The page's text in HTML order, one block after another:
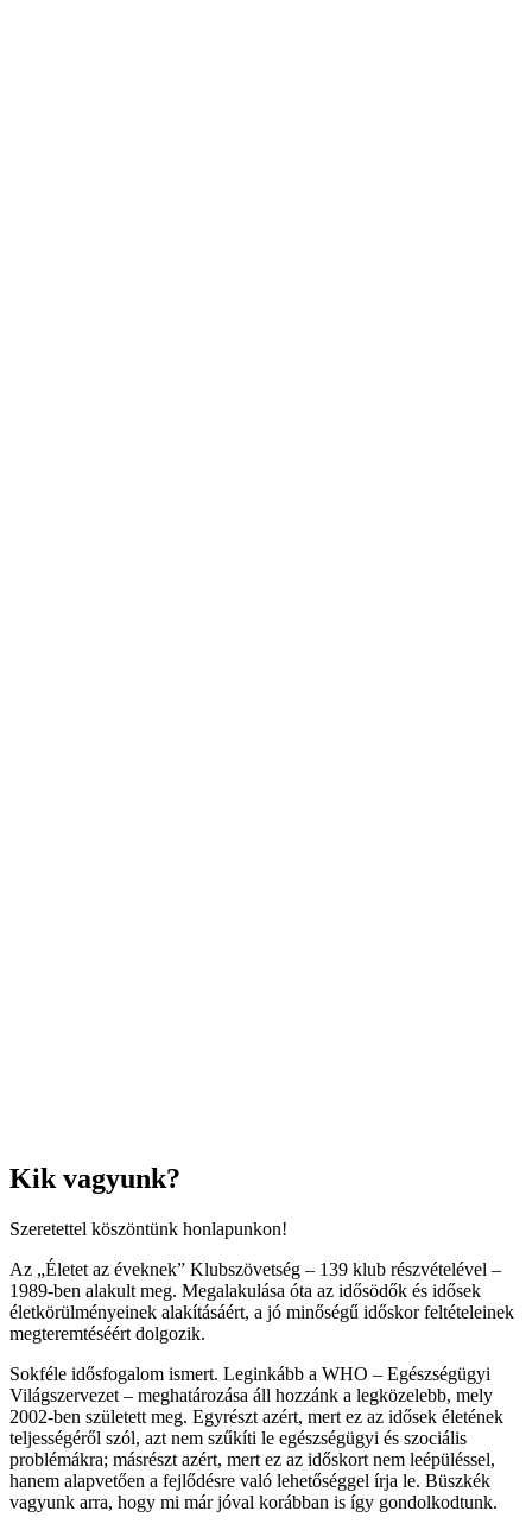
Kik vagyunk?
Szeretettel köszöntünk honlapunkon!
Az „Életet az éveknek” Klubszövetség – 139 klub részvételével –
1989-ben alakult meg. Megalakulása óta az idősödők és idősek
életkörülményeinek alakításáért, a jó minőségű időskor feltételeinek
megteremtéséért dolgozik.
Sokféle idősfogalom ismert. Leginkább a WHO – Egészségügyi
Világszervezet – meghatározása áll hozzánk a legközelebb, mely
2002-ben született meg. Egyrészt azért, mert ez az idősek életének
teljességéről szól, azt nem szűkíti le egészségügyi és szociális
problémákra; másrészt azért, mert ez az időskort nem leépüléssel,
hanem alapvetően a fejlődésre való lehetőséggel írja le. Büszkék
vagyunk arra, hogy mi már jóval korábban is így gondolkodtunk.